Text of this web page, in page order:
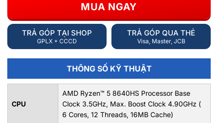
MUA NGAY
TRẢ GÓP TẠI SHOP
GPLX + CCCD
TRẢ GÓP QUA THẺ
Visa, Master, JCB
THÔNG SỐ KỸ THUẬT
CPU
AMD Ryzen™ 5 8640HS Processor Base
Clock 3.5GHz, Max. Boost Clock 4.90GHz (
6 Cores, 12 Threads, 16MB Cache)